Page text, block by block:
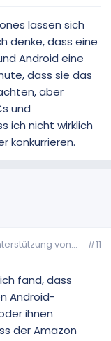
lassen sich
denke, dass eine
Android eine
dass sie das
aber
und
ich nicht wirklich
konkurrieren.
von... #11
fand, dass
Android-
ihnen
der Amazon